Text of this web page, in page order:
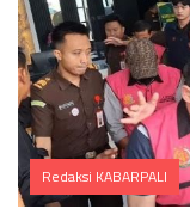
Redaksi KABARPALI
Comments